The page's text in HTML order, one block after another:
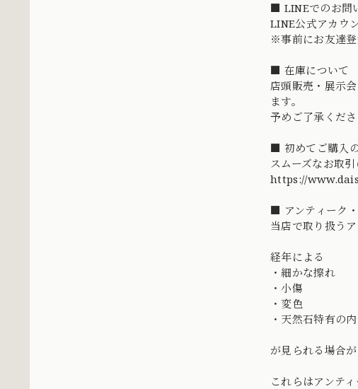
■ LINEでのお問
LINE公式アカウ
※事前にお友達登
■ 在庫について
店頭販売・展示
ます。
予めご了承くださ
■ 初めてご購入
スムーズなお取
https://
■ アンティーク
当店で取り扱う
経年による
・細かな擦れ
・小傷
・変色
・天然石特有の
が見られる場合が
これらはアンテ